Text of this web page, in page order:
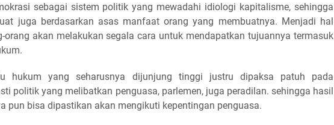
sebagai sistem politik yang mewadahi idiologi kapitalisme, sehingga
juga berdasarkan asas manfaat orang yang membuatnya. Menjadi hal
orang akan melakukan segala cara untuk mendapatkan tujuannya termasuk
hukum yang seharusnya dijunjung tinggi justru dipaksa patuh pada
politik yang melibatkan penguasa, parlemen, juga peradilan. sehingga hasil
pun bisa dipastikan akan mengikuti kepentingan penguasa.